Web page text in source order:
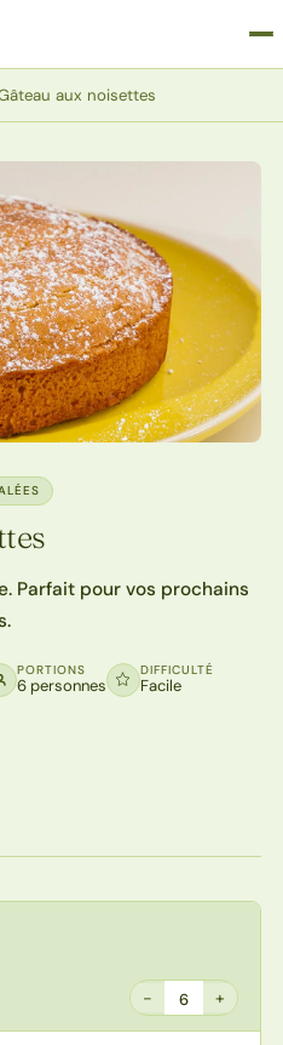
aux noisettes
Parfait pour vos prochains
PORTIONS
6 personnes
DIFFICULTÉ
Facile
− 6 +